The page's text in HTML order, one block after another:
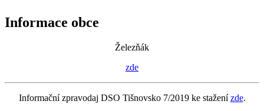
Informace obce
Železňák
zde
Informační zpravodaj DSO Tišnovsko 7/2019 ke staženízde.